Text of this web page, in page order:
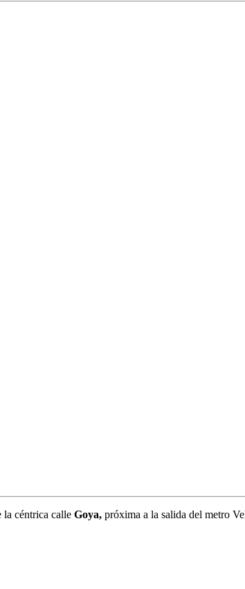
la céntrica calle Goya, próxima a la salida del metro